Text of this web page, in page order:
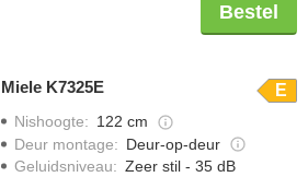
Bestel
Miele K7325E E
Nishoogte: 122 cm
Deur montage: Deur-op-deur
Geluidsniveau: Zeer stil - 35 dB